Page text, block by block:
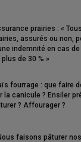
prairies : «
assurés ou non,
indemnité en cas
plus de 30 % »
fourrage : que faire
la canicule ? Ensiler
? Affourager ?
faisons pâturer